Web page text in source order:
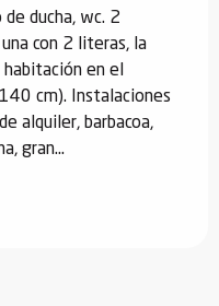
de ducha, wc. 2
con 2 literas, la
en el
cm). Instalaciones
alquiler, barbacoa,
gran...